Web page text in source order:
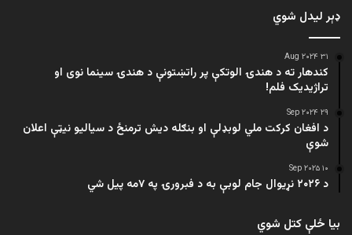
ډېر لیدل شوي
۳۱ Aug ۲۰۲۴
کندهار ته د هندۍ الوتکې پر راتښتونې د هندۍ سینما نوی او
تراژيديک فلم!
۲۹ Sep ۲۰۲۴
د افغان کرکت ملي لوبډلې او بنګله دیش ترمنځ د سیالیو نیټې اعلان
شوې
۱۰ Sep ۲۰۲۵
د ۲۰۲۶ نړیوال جام لوبې به د فبرورۍ په ۷مه پیل شي
بیا ځلې کتل شوي